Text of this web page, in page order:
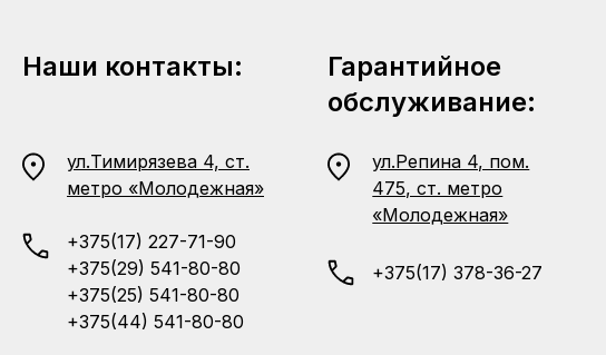
Наши контакты:
ул.Тимирязева 4, ст.
метро «Молодежная»
+375(17) 227-71-90
+375(29) 541-80-80
+375(25) 541-80-80
+375(44) 541-80-80
Гарантийное
обслуживание:
ул.Репина 4, пом.
475, ст. метро
«Молодежная»
+375(17) 378-36-27